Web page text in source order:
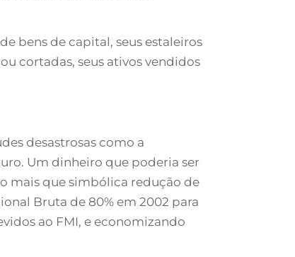
bens de capital, seus estaleiros
cortadas, seus ativos vendidos
desastrosas como a
Um dinheiro que poderia ser
mais que simbólica redução de
Bruta de 80% em 2002 para
ao FMI, e economizando